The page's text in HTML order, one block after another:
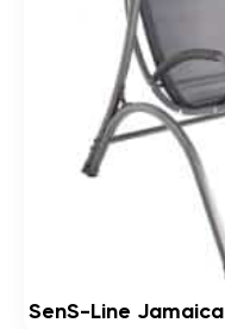
SenS-Line